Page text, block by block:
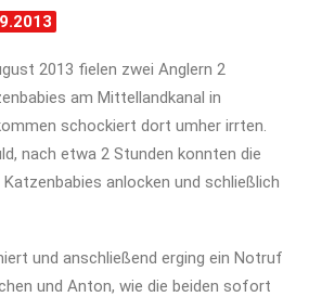
2013 fielen zwei Anglern 2
am Mittellandkanal in
schockiert dort umher irrten.
nach etwa 2 Stunden konnten die
anlocken und schließlich
und anschließend erging ein Notruf
und Anton, wie die beiden sofort